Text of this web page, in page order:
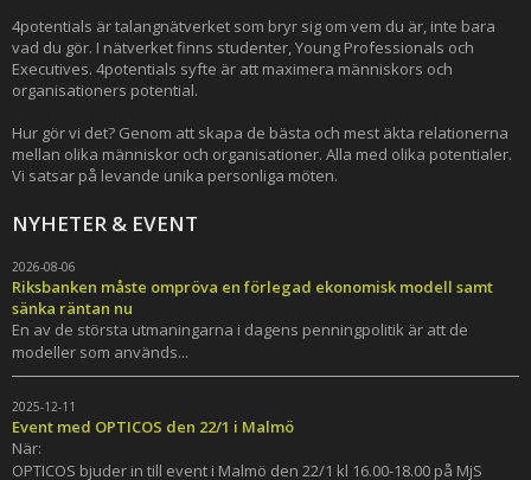
4potentials är talangnätverket som bryr sig om vem du är, inte bara
vad du gör. I nätverket finns studenter, Young Professionals och
Executives. 4potentials syfte är att maximera människors och
organisationers potential.
Hur gör vi det? Genom att skapa de bästa och mest äkta relationerna
mellan olika människor och organisationer. Alla med olika potentialer.
Vi satsar på levande unika personliga möten.
NYHETER & EVENT
2026-08-06
Riksbanken måste ompröva en förlegad ekonomisk modell samt
sänka räntan nu
En av de största utmaningarna i dagens penningpolitik är att de
modeller som används...
2025-12-11
Event med OPTICOS den 22/1 i Malmö
När:
OPTICOS bjuder in till event i Malmö den 22/1 kl 16.00-18.00 på MjS